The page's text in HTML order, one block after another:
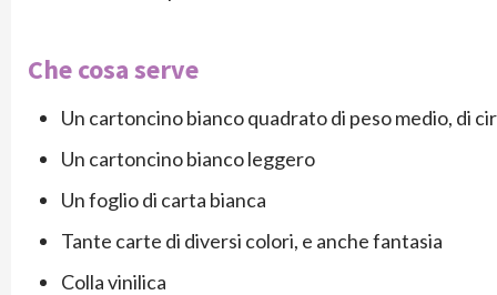
Che cosa serve
Un cartoncino bianco quadrato di peso medio, di
Un cartoncino bianco leggero
Un foglio di carta bianca
Tante carte di diversi colori, e anche fantasia
Colla vinilica